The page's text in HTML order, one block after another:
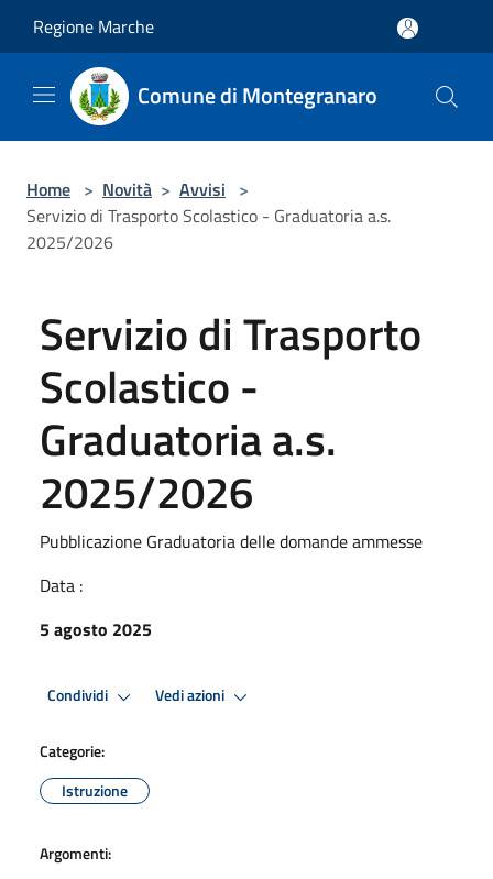
Regione Marche
Comune di Montegranaro
Home > Novità > Avvisi >
Servizio di Trasporto Scolastico - Graduatoria a.s.
2025/2026
Servizio di Trasporto
Scolastico -
Graduatoria a.s.
2025/2026
Pubblicazione Graduatoria delle domande ammesse
Data :
5 agosto 2025
Condividi Vedi azioni
Categorie:
Istruzione
Argomenti: